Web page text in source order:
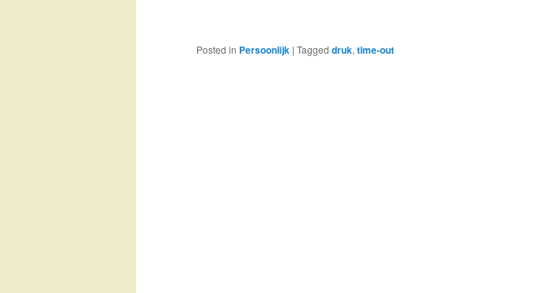
Posted in Persoonlijk | Tagged druk, time-out